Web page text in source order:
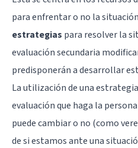
para enfrentar o no la
estrategias para resolver la
evaluación secundaria
predisponerán a desarrollar
La utilización de una
evaluación que haga la
puede cambiar o no (como
de si estamos ante una